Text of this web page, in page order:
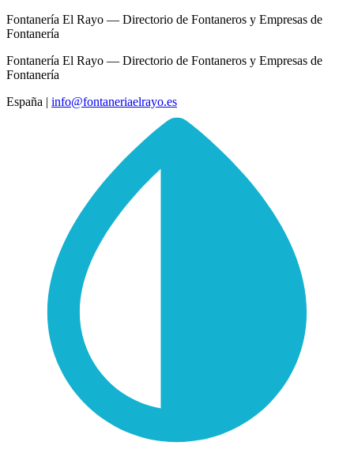
Fontanería El Rayo — Directorio de Fontaneros y Empresas de
Fontanería
Fontanería El Rayo — Directorio de Fontaneros y Empresas de
Fontanería
España | info@fontaneriaelrayo.es